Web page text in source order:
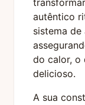
autêntico
sistema
do calor, o
delicioso.
A sua